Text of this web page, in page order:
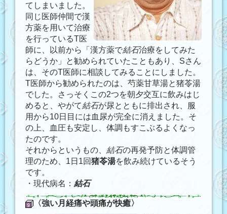
てしまいました。
同じ医師仲間で漢
方薬を用いて治療
を行っているT医
師に、以前から「漢方薬で結石治療をしてみた
らどうか」と勧められていたこともあり、Sさん
は、そのT医師に相談してみることにしました。
T医師から勧められたのは、芍薬甘草湯と猪苓湯
でした。さっそくこの2つを朝夕交互に飲みはじ
めると、やがて結石が尿とともに排出され、服
用から10日目には血尿が完全に消えました。そ
の上、血圧も安定し、体調もすこぶるよくなっ
たのです。
それからというもの、 結石の再発予防と体調管
理のため、1日1回猪苓湯を飲み続けているそう
です。
・現代病名： 結石
〈強い月経痛や頭痛が快癒〉